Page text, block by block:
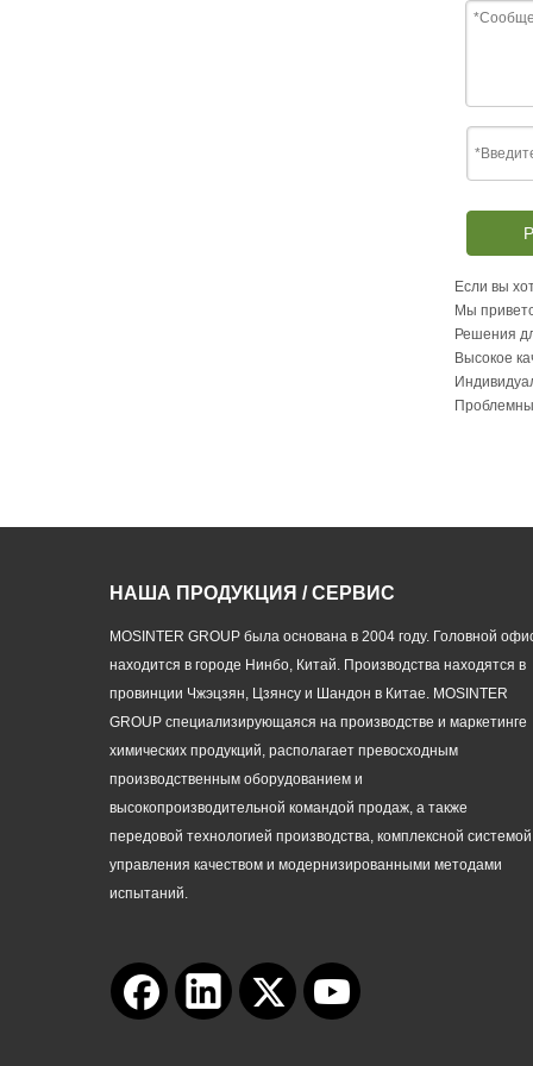
Если вы
Мы
Решения
Высокое
НАША ПРОДУКЦИЯ / СЕРВИС
MOSINTER GROUP была основана в 2004 году. Головной
находится в городе Нинбо, Китай. Производства находятся в
провинции Чжэцзян, Цзянсу и Шандон в Китае. MOSINTER
GROUP специализирующаяся на производстве и маркетинге
химических продукций, располагает превосходным
производственным оборудованием и
высокопроизводительной командой продаж, а также
передовой технологией производства, комплексной системой
управления качеством и модернизированными методами
испытаний.